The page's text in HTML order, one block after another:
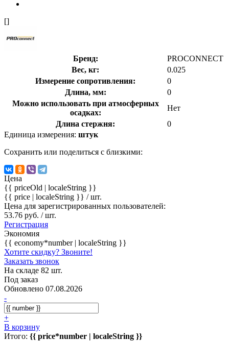
[]
Бренд:
PROCONNECT
Вес, кг:
0.025
Измерение сопротивления:
0
Длина, мм:
0
Можно использовать при атмосферных
осадках:
Нет
Длина стержня:
0
Единица измерения: штук
Сохранить или поделиться с близкими:
Цена
{{ priceOld | localeString }}
{{ price | localeString }} / шт.
Цена для зарегистрированных пользователей:
53.76 руб. / шт.
Регистрация
Экономия
{{ economy*number | localeString }}
Хотите скидку? Звоните!
Заказать звонок
На складе 82 шт.
Под заказ
Обновлено 07.08.2026
-
+
В корзину
Итого: {{ price*number | localeString }}